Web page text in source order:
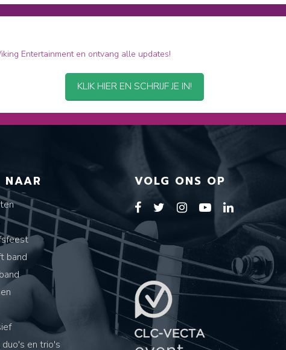
Entertainment en ontvang alle updates!
KLIK HIER EN SCHRIJF JE IN!
NAAR
band
en trio's
VOLG ONS OP